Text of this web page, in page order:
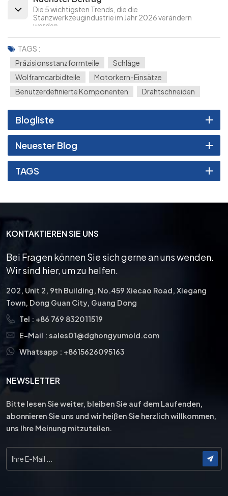
Die 5 wichtigsten Trends, die die
Stanzwerkzeugindustrie im Jahr 2026 verändern
werden
TAGS :
Präzisionsstanzformteile
Schläge
Wolframcarbidteile
Motorkern-Einsätze
Benutzerdefinierte Komponenten
Drahtschneiden
Blogliste
Neuester Blog
TAGS
KONTAKTIEREN SIE UNS
Bei Fragen können Sie sich gerne an uns wenden.
Wir sind hier, um zu helfen.
202, Unit 2, 9th Building, No.459 Xiecao Road, Xiegang
Town, Dong Guan City, Guang Dong
Tel : +86 769 832011519
E-Mail : sales01@dghongyumold.com
Whatsapp : +8615626095163
NEWSLETTER
Bitte lesen Sie weiter, bleiben Sie auf dem Laufenden,
abonnieren Sie uns und wir heißen Sie herzlich willkommen,
uns Ihre Meinung mitzuteilen.